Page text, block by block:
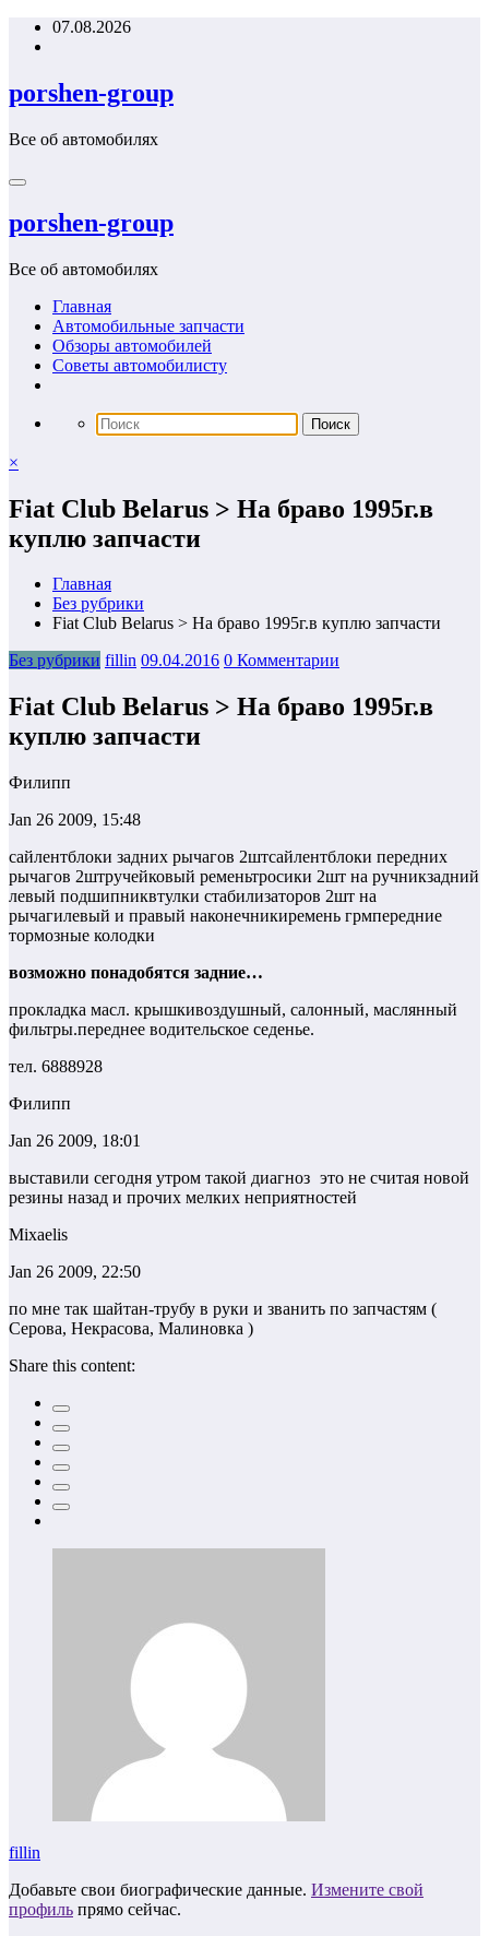
Перейти07.08.2026
porshen-group
Все об автомобилях
porshen-group
Все об автомобилях
Главная
Автомобильные запчасти
Обзоры автомобилей
Советы автомобилисту
×
Fiat Club Belarus > На браво 1995г.в
куплю запчасти
Главная
Без рубрики
Fiat Club Belarus > На браво 1995г.в куплю запчасти
Без рубрики fillin 09.04.2016 0 Комментарии
Fiat Club Belarus > На браво 1995г.в
куплю запчасти
Филипп
Jan 26 2009, 15:48
сайлентблоки задних рычагов 2штсайлентблоки передних
рычагов 2штручейковый ременьтросики 2шт на ручникзадний
левый подшипниквтулки стабилизаторов 2шт на
рычагилевый и правый наконечникиремень грмпередние
тормозные колодки
возможно понадобятся задние…
прокладка масл. крышкивоздушный, салонный, маслянный
фильтры.переднее водительское седенье.
тел. 6888928
Филипп
Jan 26 2009, 18:01
выставили сегодня утром такой диагноз это не считая новой
резины назад и прочих мелких неприятностей
Mixaelis
Jan 26 2009, 22:50
по мне так шайтан-трубу в руки и званить по запчастям (
Серова, Некрасова, Малиновка )
Share this content:
fillin
Добавьте свои биографические данные. Измените свой
профиль прямо сейчас.